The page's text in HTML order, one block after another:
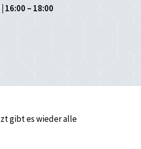
16:00 – 18:00
gibt es wieder alle